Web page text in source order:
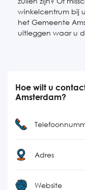
winkelcentrum bij
het Gemeente
uitleggen waar u
Hoe wilt u
Amsterdam?
Adres
Website